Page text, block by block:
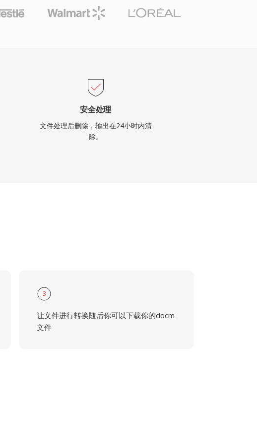
安全处理
文件处理后删除，输出在24小时内清
除。
3
让文件进行转换随后你可以下载你的docm
文件